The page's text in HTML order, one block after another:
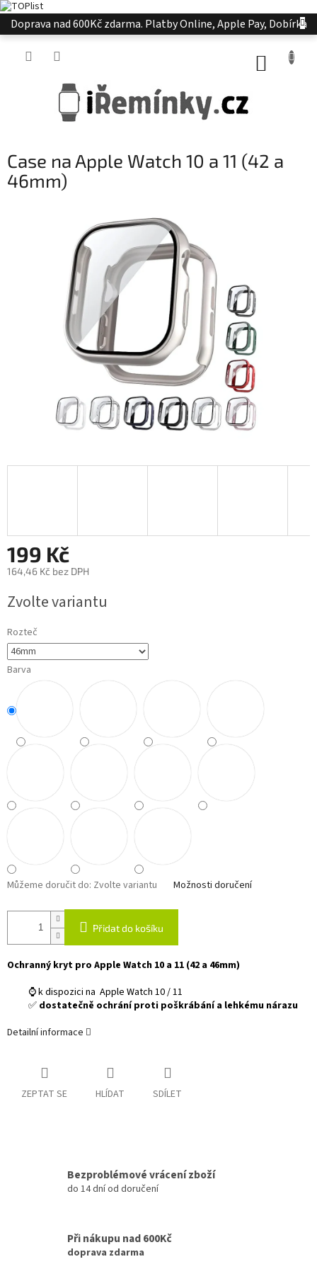
Přejít
na
Doprava nad 600Kč zdarma. Platby Online, Apple Pay, Dobírka
Case na Apple Watch 10 a 11 (42 a
46mm)
199 Kč
164,46 Kč bez DPH
cena:
Zvolte variantu
Rozteč
Barva
Můžeme doručit do: Zvolte variantu Možnosti doručení
Přidat do košíku
Ochranný kryt pro Apple Watch 10 a 11 (42 a 46mm)
⌚ k dispozici na Apple Watch 10 / 11
✅ dostatečně ochrání proti poškrábání a lehkému nárazu
Detailní informace
ZEPTAT SE HLÍDAT SDÍLET
Bezproblémové vrácení zboží
do 14 dní od doručení
Při nákupu nad 600Kč
doprava zdarma